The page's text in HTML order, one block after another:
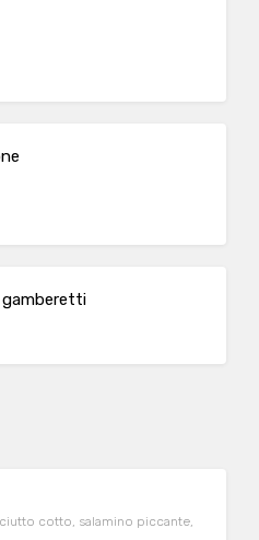
gamberetti
cotto, salamino piccante,